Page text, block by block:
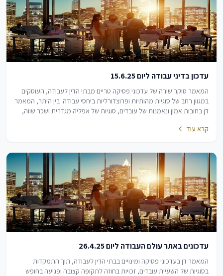
עדכון בדיני עבודה ליום 15.6.25
המאמר סוקר שורה של עדכוני פסיקה טריים מבתי הדין לעבודה, העוסקים
במגוון רחב של סוגיות מהותיות ופרוצדורליות ביחסי עבודה. בין היתר, המאמר
דן בחובות אמון ונאמנות של עובדים, סוגיות של אפליה מגדרית ושכר שווה,
קרא עוד
עדכונים באתר עולם העבודה ליום 26.4.25
המאמר דן בעדכוני פסיקה ומינויים בבתי הדין לעבודה, תוך התמקדות
בסוגיות של השעיית עובדים, זכויות בחוזה לתקופה קצובה ופגיעה בחופש